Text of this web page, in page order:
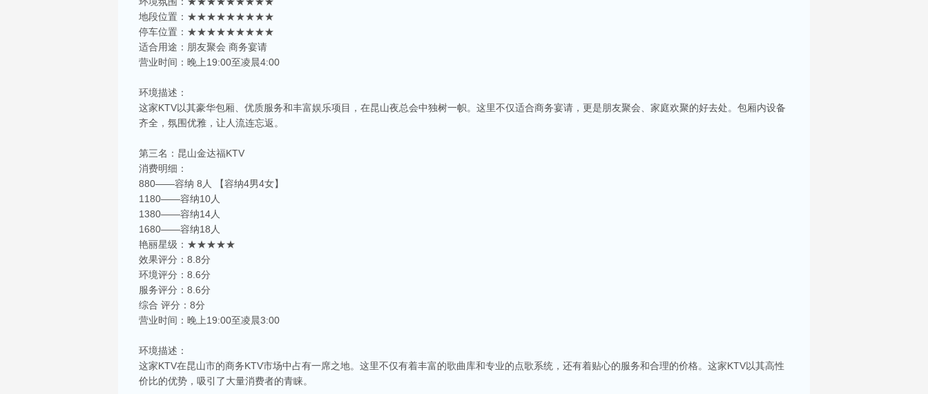
相关推荐
昆山ktv夜场哪里好玩-昆山八大便宜好玩的商务ktv会所排名
昆山天外天KTV以其优雅的环境和周到的服务著称。这里不仅拥有现代的音响设备和豪华的装修，还有专业的调酒师和服务人员全程为你服务。每间包房都配备了大屏幕投影及高质量音
昆山ktv哪个比较好-昆山八大比较好的ktv娱乐会所推荐
昆山，一座充满活力与魅力的城市，以其丰富的美食、独特的文化和而闻名。如果你想要体验一场嗨翻天的夜晚，KTV绝对是不可或缺的选择。在昆山，有许多高端KTV会所可供选择，
让我们一起来看看，昆山有哪些比较好的KTV娱乐会所，给你带来无与伦比的唱歌体验。
地段位置：★★★★★★★★★
停车位置：★★★★★★★★★
适合用途：朋友聚会 商务宴请
营业时间：晚上19:00至凌晨4:00
环境描述：
这家KTV以其豪华包厢、优质服务和丰富娱乐项目，在昆山夜总会中独树一帜。这里不仅适合商务宴请，更是朋友聚会、家庭欢聚的好去处。包厢内设备
齐全，氛围优雅，让人流连忘返。
第三名：昆山金达福KTV
消费明细：
880——容纳 8人 【容纳4男4女】
1180——容纳10人
1380——容纳14人
1680——容纳18人
艳丽星级：★★★★★
效果评分：8.8分
环境评分：8.6分
服务评分：8.6分
综合 评分：8分
营业时间：晚上19:00至凌晨3:00
环境描述：
这家KTV在昆山市的商务KTV市场中占有一席之地。这里不仅有着丰富的歌曲库和专业的点歌系统，还有着贴心的服务和合理的价格。这家KTV以其高性
价比的优势，吸引了大量消费者的青睐。